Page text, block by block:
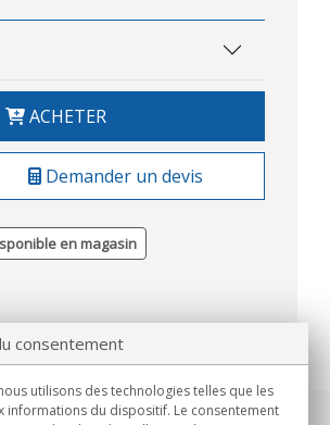
ACHETER
Demander un devis
en magasin
consentement
utilisons des technologies telles que les
informations du dispositif. Le consentement